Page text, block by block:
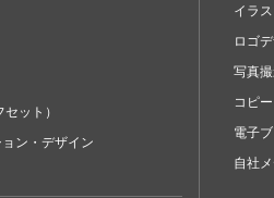
ット）
ン・デザイン
イラ
ロゴ
写真
コピ
電子
自社